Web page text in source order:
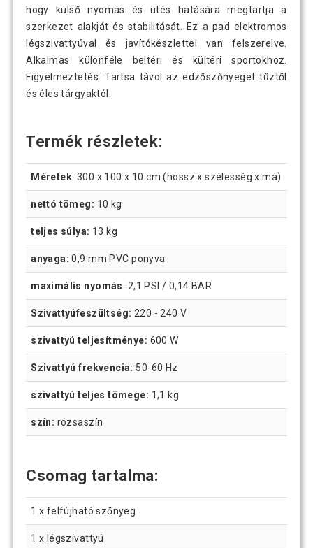
hogy külső nyomás és ütés hatására megtartja a
szerkezet alakját és stabilitását. Ez a pad elektromos
légszivattyúval és javítókészlettel van felszerelve.
Alkalmas különféle beltéri és kültéri sportokhoz.
Figyelmeztetés: Tartsa távol az edzőszőnyeget tűztől
és éles tárgyaktól.
Termék részletek:
Méretek: 300 x 100 x 10 cm (hossz x szélesség x ma)
nettó tömeg: 10 kg
teljes súlya: 13 kg
anyaga: 0,9 mm PVC ponyva
maximális nyomás: 2,1 PSI / 0,14 BAR
Szivattyúfeszültség: 220 - 240 V
szivattyú teljesítménye: 600 W
Szivattyú frekvencia: 50-60 Hz
szivattyú teljes tömege: 1,1 kg
szín: rózsaszín
Csomag tartalma:
1 x felfújható szőnyeg
1 x légszivattyú